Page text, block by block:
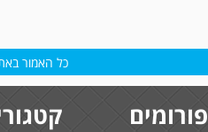
כל האמור
פורומים